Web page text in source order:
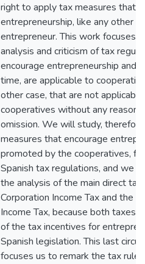
right to apply tax measures that
entrepreneurship, like any other
entrepreneur. This work focuses
analysis and criticism of tax
encourage entrepreneurship and,
time, are applicable to
other case, that are not
cooperatives without any reason
omission. We will study,
measures that encourage
promoted by the cooperatives,
Spanish tax regulations, and we
the analysis of the main direct
Corporation Income Tax and the
Income Tax, because both taxes
of the tax incentives for
Spanish legislation. This last
focuses us to remark the tax